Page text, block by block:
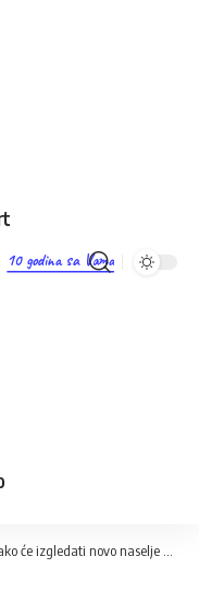
10 godina sa Vama
naselje u Donjoj Jablanici: “Ovo su prve pozitivne vijesti”